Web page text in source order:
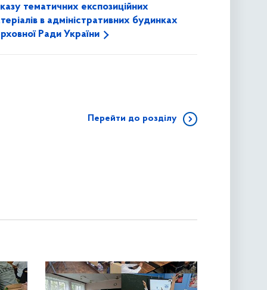
тематичних експозиційних
в адміністративних будинках
Ради України
Перейти до розділу